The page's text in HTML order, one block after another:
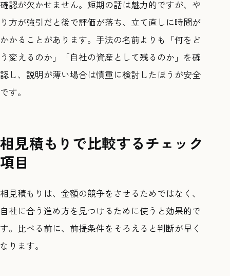
確認が欠かせません。短期の話は魅力的ですが、や
り方が強引だと後で評価が落ち、立て直しに時間が
かかることがあります。手法の名前よりも「何をど
う変えるのか」「自社の資産として残るのか」を確
認し、説明が薄い場合は慎重に検討したほうが安全
です。
相見積もりで比較するチェック
項目
相見積もりは、金額の競争をさせるためではなく、
自社に合う進め方を見つけるために使うと効果的で
す。比べる前に、前提条件をそろえると判断が早く
なります。